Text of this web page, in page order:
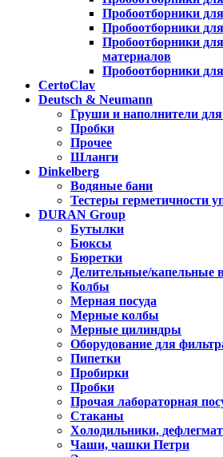
Пробоотборники
Пробоотборники
Пробоотборники
материалов
Пробоотборники
CertoClav
Deutsch & Neumann
Груши и наполнители
Пробки
Прочее
Шланги
Dinkelberg
Водяные бани
Тестеры герметичности
DURAN Group
Бутылки
Бюксы
Бюретки
Делительные/капельные
Колбы
Мерная посуда
Мерные колбы
Мерные цилиндры
Оборудование для
Пипетки
Пробирки
Пробки
Прочая лабораторная
Стаканы
Холодильники,
Чаши, чашки Петри